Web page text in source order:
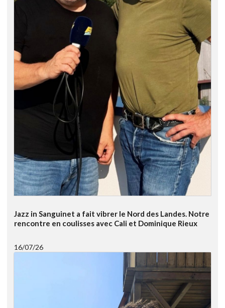
Jazz in Sanguinet a fait vibrer le Nord des Landes. Notre
rencontre en coulisses avec Cali et Dominique Rieux
16/07/26